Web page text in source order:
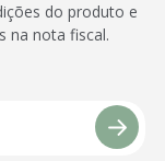
do produto e
na nota fiscal.